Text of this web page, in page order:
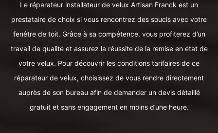
Le réparateur installateur de velux Artisan Franck est un
prestataire de choix si vous rencontrez des soucis avec votre
fenêtre de toit. Grâce à sa compétence, vous profiterez d’un
travail de qualité et assurez la réussite de la remise en état de
votre velux. Pour découvrir les conditions tarifaires de ce
réparateur de velux, choisissez de vous rendre directement
auprès de son bureau afin de demander un devis détaillé
gratuit et sans engagement en moins d’une heure.